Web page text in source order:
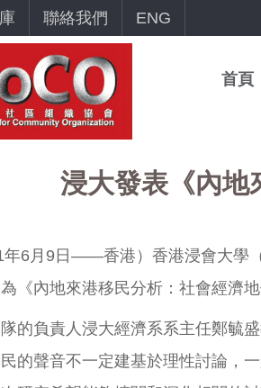
聯絡我們 ENG
首頁
浸大發表《內地
年6月9日——香港）香港浸會大學
《內地來港移民分析：社會經濟地
的負責人浸大經濟系系主任鄭毓
的聲音不一定建基於理性討論，